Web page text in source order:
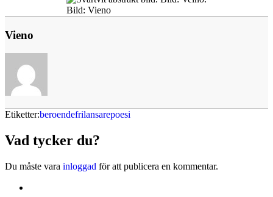
Bild: Vieno
Vieno
Etiketter:beroendefrilansarepoesi
Vad tycker du?
Du måste vara inloggad för att publicera en kommentar.